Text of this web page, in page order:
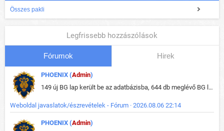
Összes pakli
Legfrissebb hozzászólások
Fórumok Hirek
PHOENIX (Admin)
149 új BG lap került be az adatbázisba, 644 db meglévő BG lap módosult, bekerültek az új képek a megváltozott lapokhoz is.
Weboldal javaslatok/észrevételek - Fórum · 2026.08.06 22:14
PHOENIX (Admin)